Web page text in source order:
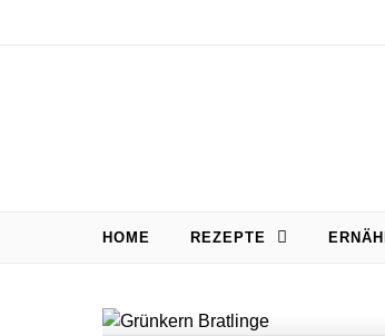
HOME REZEPTE